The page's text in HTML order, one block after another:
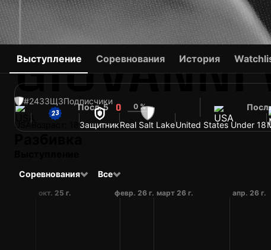
GIOVANNI
#243ЗЩ3Подписчики
USA ЗащитникReal Salt LakeUnited States Under 18
Выступление Соревнования История
Посл. 5 0 0 %
Соревнования Все
окт. 25 г. февр. 26 г. март 26 г. апр. 26 г.